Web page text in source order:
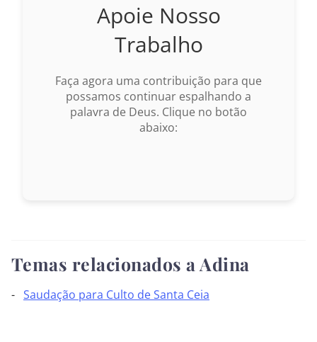
Apoie Nosso
Trabalho
Faça agora uma contribuição para que
possamos continuar espalhando a
palavra de Deus. Clique no botão
abaixo:
Temas relacionados a Adina
Saudação para Culto de Santa Ceia